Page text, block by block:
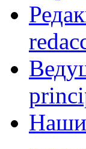
Наши